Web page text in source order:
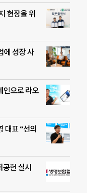
현장을 위
에 성장 사
인으로 라오
대표 “선의
공헌 실시